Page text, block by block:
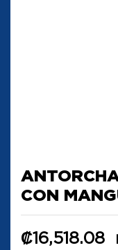
CON
₡16,518.08